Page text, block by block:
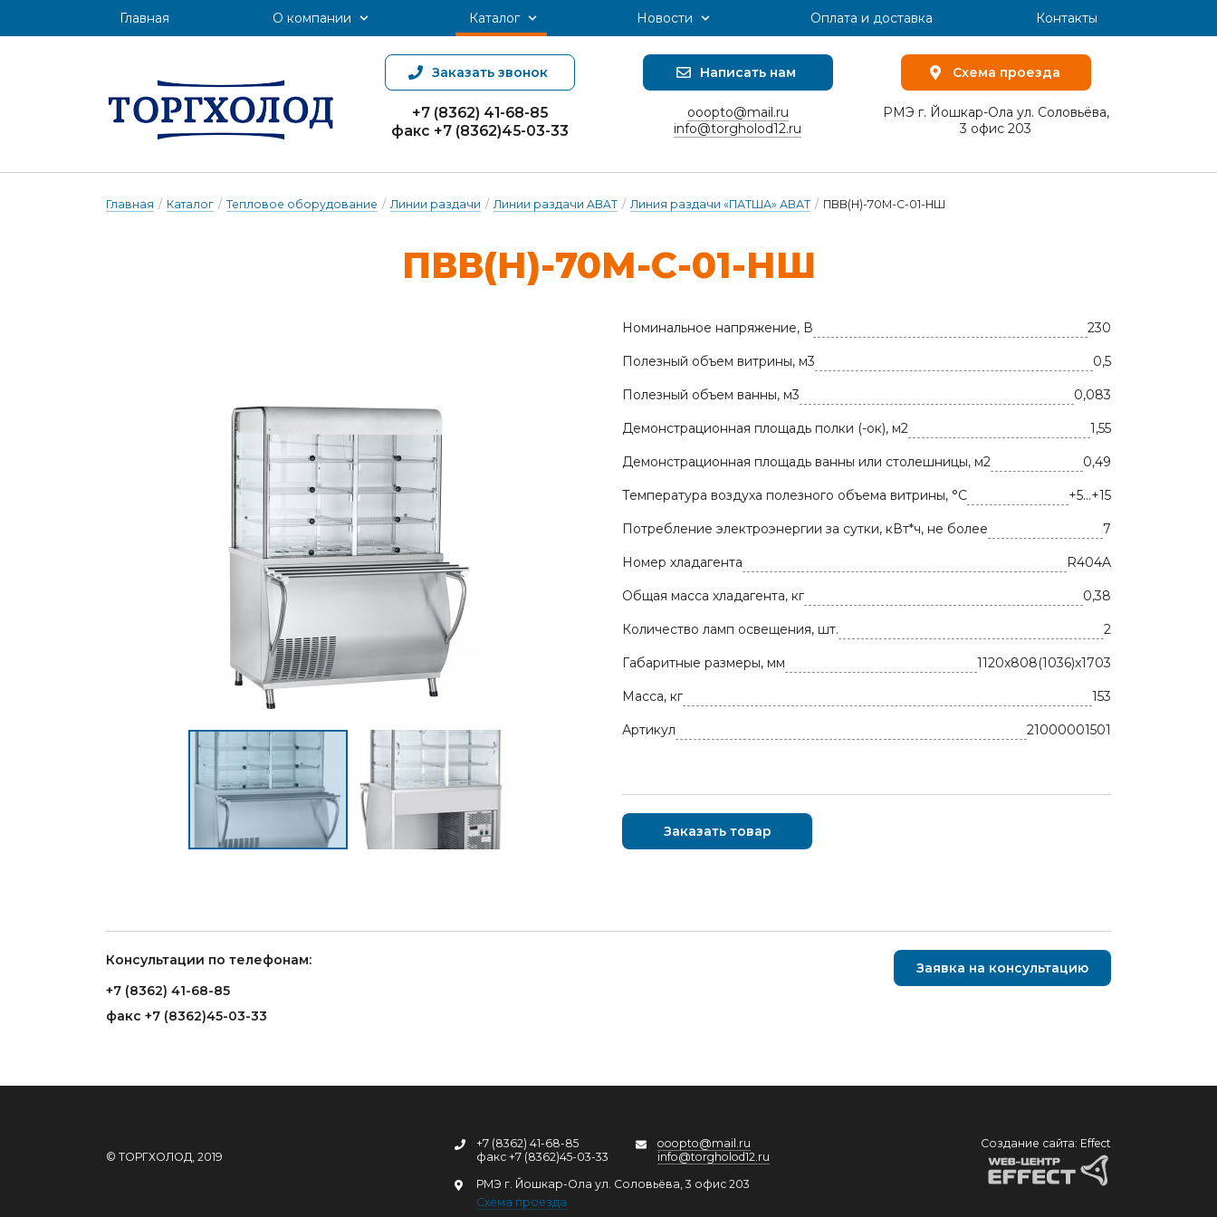
Главная О компании Каталог Новости Оплата и доставка Контакты
Заказать звонок
+7 (8362) 41-68-85
факс +7 (8362)45-03-33
Написать нам
ooopto@mail.ru
info@torgholod12.ru
Схема проезда
РМЭ г. Йошкар-Ола ул. Соловьёва,
3 офис 203
Главная / Каталог / Тепловое оборудование / Линии раздачи / Линии раздачи ABAT / Линия раздачи «ПАТША» АВАТ / ПВВ(Н)-70М-С-01-НШ
ПВВ(Н)-70М-С-01-НШ
Номинальное напряжение, В 230
Полезный объем витрины, м3 0,5
Полезный объем ванны, м3 0,083
Демонстрационная площадь полки (-ок), м2 1,55
Демонстрационная площадь ванны или столешницы, м2 0,49
Температура воздуха полезного объема витрины, °С +5...+15
Потребление электроэнергии за сутки, кВт*ч, не более 7
Номер хладагента R404A
Общая масса хладагента, кг 0,38
Количество ламп освещения, шт. 2
Габаритные размеры, мм 1120x808(1036)x1703
Масса, кг 153
Артикул 21000001501
Заказать товар
Консультации по телефонам:
+7 (8362) 41-68-85
факс +7 (8362)45-03-33
Заявка на консультацию
© ТОРГХОЛОД, 2019
+7 (8362) 41-68-85
факс +7 (8362)45-03-33
ooopto@mail.ru
info@torgholod12.ru
РМЭ г. Йошкар-Ола ул. Соловьёва, 3 офис 203
Схема проезда
Создание сайта: Effect